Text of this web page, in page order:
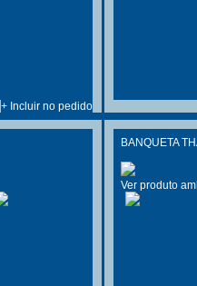
+ Incluir no pedido
BANQUETA
Ver produto